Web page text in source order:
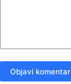
Objavi komentar